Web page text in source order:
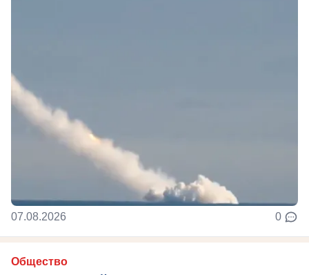
07.08.2026 0
Общество